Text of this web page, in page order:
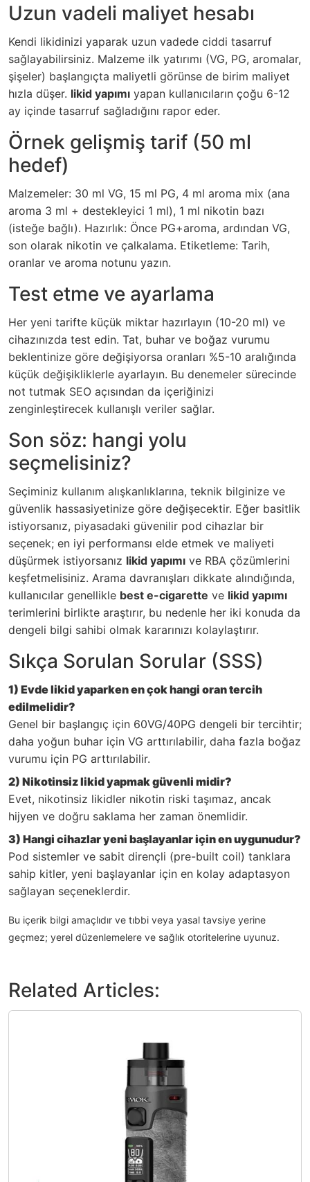
Uzun vadeli maliyet hesabı
Kendi likidinizi yaparak uzun vadede ciddi tasarruf
sağlayabilirsiniz. Malzeme ilk yatırımı (VG, PG, aromalar,
şişeler) başlangıçta maliyetli görünse de birim maliyet
hızla düşer. likid yapımı yapan kullanıcıların çoğu 6-12
ay içinde tasarruf sağladığını rapor eder.
Örnek gelişmiş tarif (50 ml
hedef)
Malzemeler: 30 ml VG, 15 ml PG, 4 ml aroma mix (ana
aroma 3 ml + destekleyici 1 ml), 1 ml nikotin bazı
(isteğe bağlı). Hazırlık: Önce PG+aroma, ardından VG,
son olarak nikotin ve çalkalama. Etiketleme: Tarih,
oranlar ve aroma notunu yazın.
Test etme ve ayarlama
Her yeni tarifte küçük miktar hazırlayın (10-20 ml) ve
cihazınızda test edin. Tat, buhar ve boğaz vurumu
beklentinize göre değişiyorsa oranları %5-10 aralığında
küçük değişikliklerle ayarlayın. Bu denemeler sürecinde
not tutmak SEO açısından da içeriğinizi
zenginleştirecek kullanışlı veriler sağlar.
Son söz: hangi yolu
seçmelisiniz?
Seçiminiz kullanım alışkanlıklarına, teknik bilginize ve
güvenlik hassasiyetinize göre değişecektir. Eğer basitlik
istiyorsanız, piyasadaki güvenilir pod cihazlar bir
seçenek; en iyi performansı elde etmek ve maliyeti
düşürmek istiyorsanız likid yapımı ve RBA çözümlerini
keşfetmelisiniz. Arama davranışları dikkate alındığında,
kullanıcılar genellikle best e-cigarette ve likid yapımı
terimlerini birlikte araştırır, bu nedenle her iki konuda da
dengeli bilgi sahibi olmak kararınızı kolaylaştırır.
Sıkça Sorulan Sorular (SSS)
1) Evde likid yaparken en çok hangi oran tercih
edilmelidir?
Genel bir başlangıç için 60VG/40PG dengeli bir tercihtir;
daha yoğun buhar için VG arttırılabilir, daha fazla boğaz
vurumu için PG arttırılabilir.
2) Nikotinsiz likid yapmak güvenli midir?
Evet, nikotinsiz likidler nikotin riski taşımaz, ancak
hijyen ve doğru saklama her zaman önemlidir.
3) Hangi cihazlar yeni başlayanlar için en uygunudur?
Pod sistemler ve sabit dirençli (pre-built coil) tanklara
sahip kitler, yeni başlayanlar için en kolay adaptasyon
sağlayan seçeneklerdir.
Bu içerik bilgi amaçlıdır ve tıbbi veya yasal tavsiye yerine
geçmez; yerel düzenlemelere ve sağlık otoritelerine uyunuz.
Related Articles: